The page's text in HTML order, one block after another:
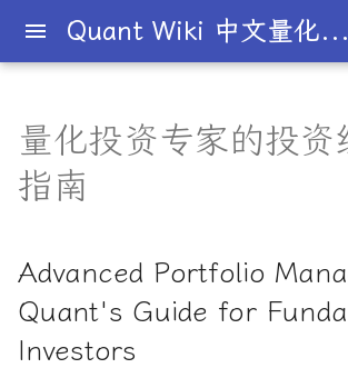
Quant Wiki 中文量化百科
初
始
搜
索
引
关于项目
如何参与
常见问题
关于LLMQuant
知识框架
金融术语
概述
金融工具
交易机
概率基础
概述
概率分布
重要定
统计基础
概述
统计检验
回归分
概述
期权策略
技术指
量化交易员带你入门
为什么
如何
必懂概念入门
夏普比
波动率
资产组
策略类型入门
一文解
事件驱
宏观对
实用行业入门
机构策
论文清单
对冲基金巨头布局AI量化
Advanced Portfolio
Management: A Quant's
Guide for Fundamental
📌 作者介绍
第 1 章: 为谁而写？为何而
写？如何阅读？
研报精选目录
多因子系列
中信多
国盛多
广发多
人工智能系列
华泰人
高频交易系列
A股高
财通中
简介
量化学习资源
开源工
数据工具
高级分
不同编程语言的量化框架
研究成果复现
简介
量化与人工智能结合
决策
全面科普：谷歌 Gemini
Flash 2.0 与 DeepSeek
R1、OpenAI o3-mini 的对比
与应用
Overview
图书分类指南
入门级
编程实
AI量化
书籍
人工智
基础理论
工程实
简介
公司简介
买方公
大师人物
西蒙斯
Julian
公司文化深度解析
多管理
全球量化薪资大揭秘
一文全解析对冲基金的职业路
揭秘量化分析师的日常
探秘Jane Street实习的亲身
经历
Overview
量化投资专家的投资
指南
Advanced Portfolio
Quant's Guide for
Investors